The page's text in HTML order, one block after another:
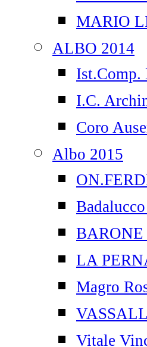
MARIO
ALBO 2014
Ist.Comp.
I.C.
Coro
Albo 2015
LA
Magro
Vitale